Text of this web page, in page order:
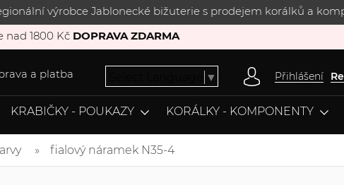
výrobce Jablonecké bižuterie s prodejem korálků a
nad 1800 Kč DOPRAVA ZDARMA
a platba ▼ Přihlášení
KRABIČKY - POUKAZY KORÁLKY - KOMPONENTY
fialový náramek N35-4